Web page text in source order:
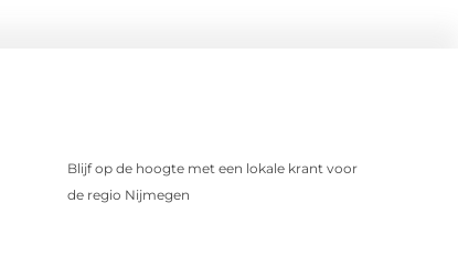
Blijf op de hoogte met een lokale krant voor
de regio Nijmegen